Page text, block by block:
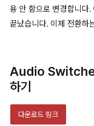
용 안 함으로 변경합니다
끝났습니다. 이제 전환하
Audio Switcher
하기
다운로드 링크